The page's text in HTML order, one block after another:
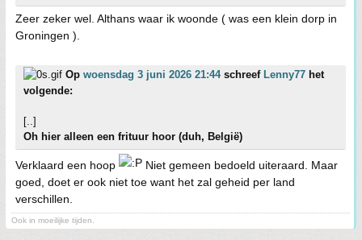
Zeer zeker wel. Althans waar ik woonde ( was een klein dorp in
Groningen ).
Op woensdag 3 juni 2026 21:44schreef Lenny77 het
volgende:
[..]
Oh hier alleen een frituur hoor (duh, België)
Verklaard een hoop
Niet gemeen bedoeld uiteraard. Maar
goed, doet er ook niet toe want het zal geheid per land
verschillen.
Ook in moeilijke tijden.